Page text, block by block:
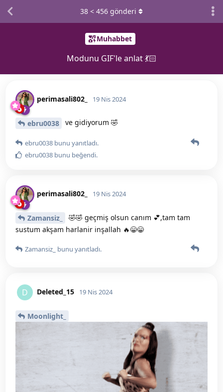
Muhabbet
Modunu GIF'le anlat 💃🏻
38 < 456 gönderi
perimasali802_ 19 Nis 2024
ebru0038 ve gidiyorum 🤣
ebru0038 bunu yanıtladı.
ebru0038 bunu beğendi.
perimasali802_ 19 Nis 2024
Zamansiz_
🤣🤣 geçmiş olsun canım 💕,tam tam
sustum akşam harlanir inşallah 🔥😁😁
Zamansiz_ bunu yanıtladı.
D Deleted_15 19 Nis 2024
Moonlight_